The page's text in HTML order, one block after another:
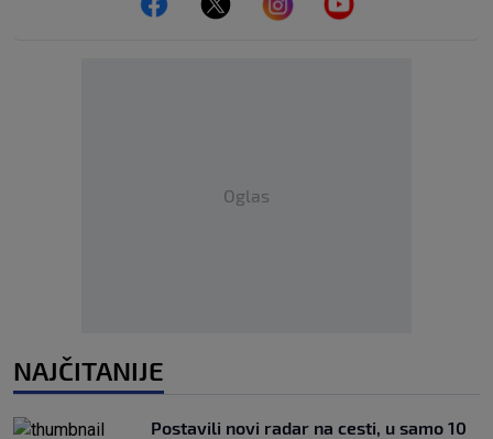
Oglas
NAJČITANIJE
Postavili novi radar na cesti, u samo 10